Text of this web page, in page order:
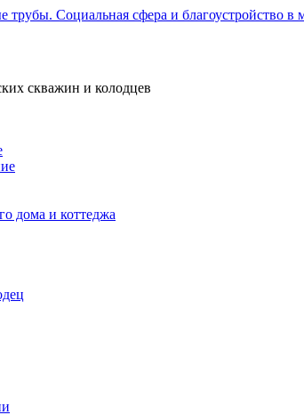
трубы. Социальная сфера и благоустройство в
скважин и колодцев
дома и коттеджа